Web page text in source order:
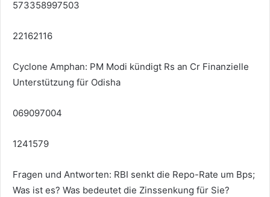
573358997503
22162116
Cyclone Amphan: PM Modi kündigt Rs an Cr Finanzielle
Unterstützung für Odisha
069097004
1241579
Fragen und Antworten: RBI senkt die Repo-Rate um Bps;
Was ist es? Was bedeutet die Zinssenkung für Sie?